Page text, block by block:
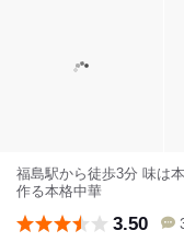
福島駅から徒歩3分 味は
作る本格中華
3.50